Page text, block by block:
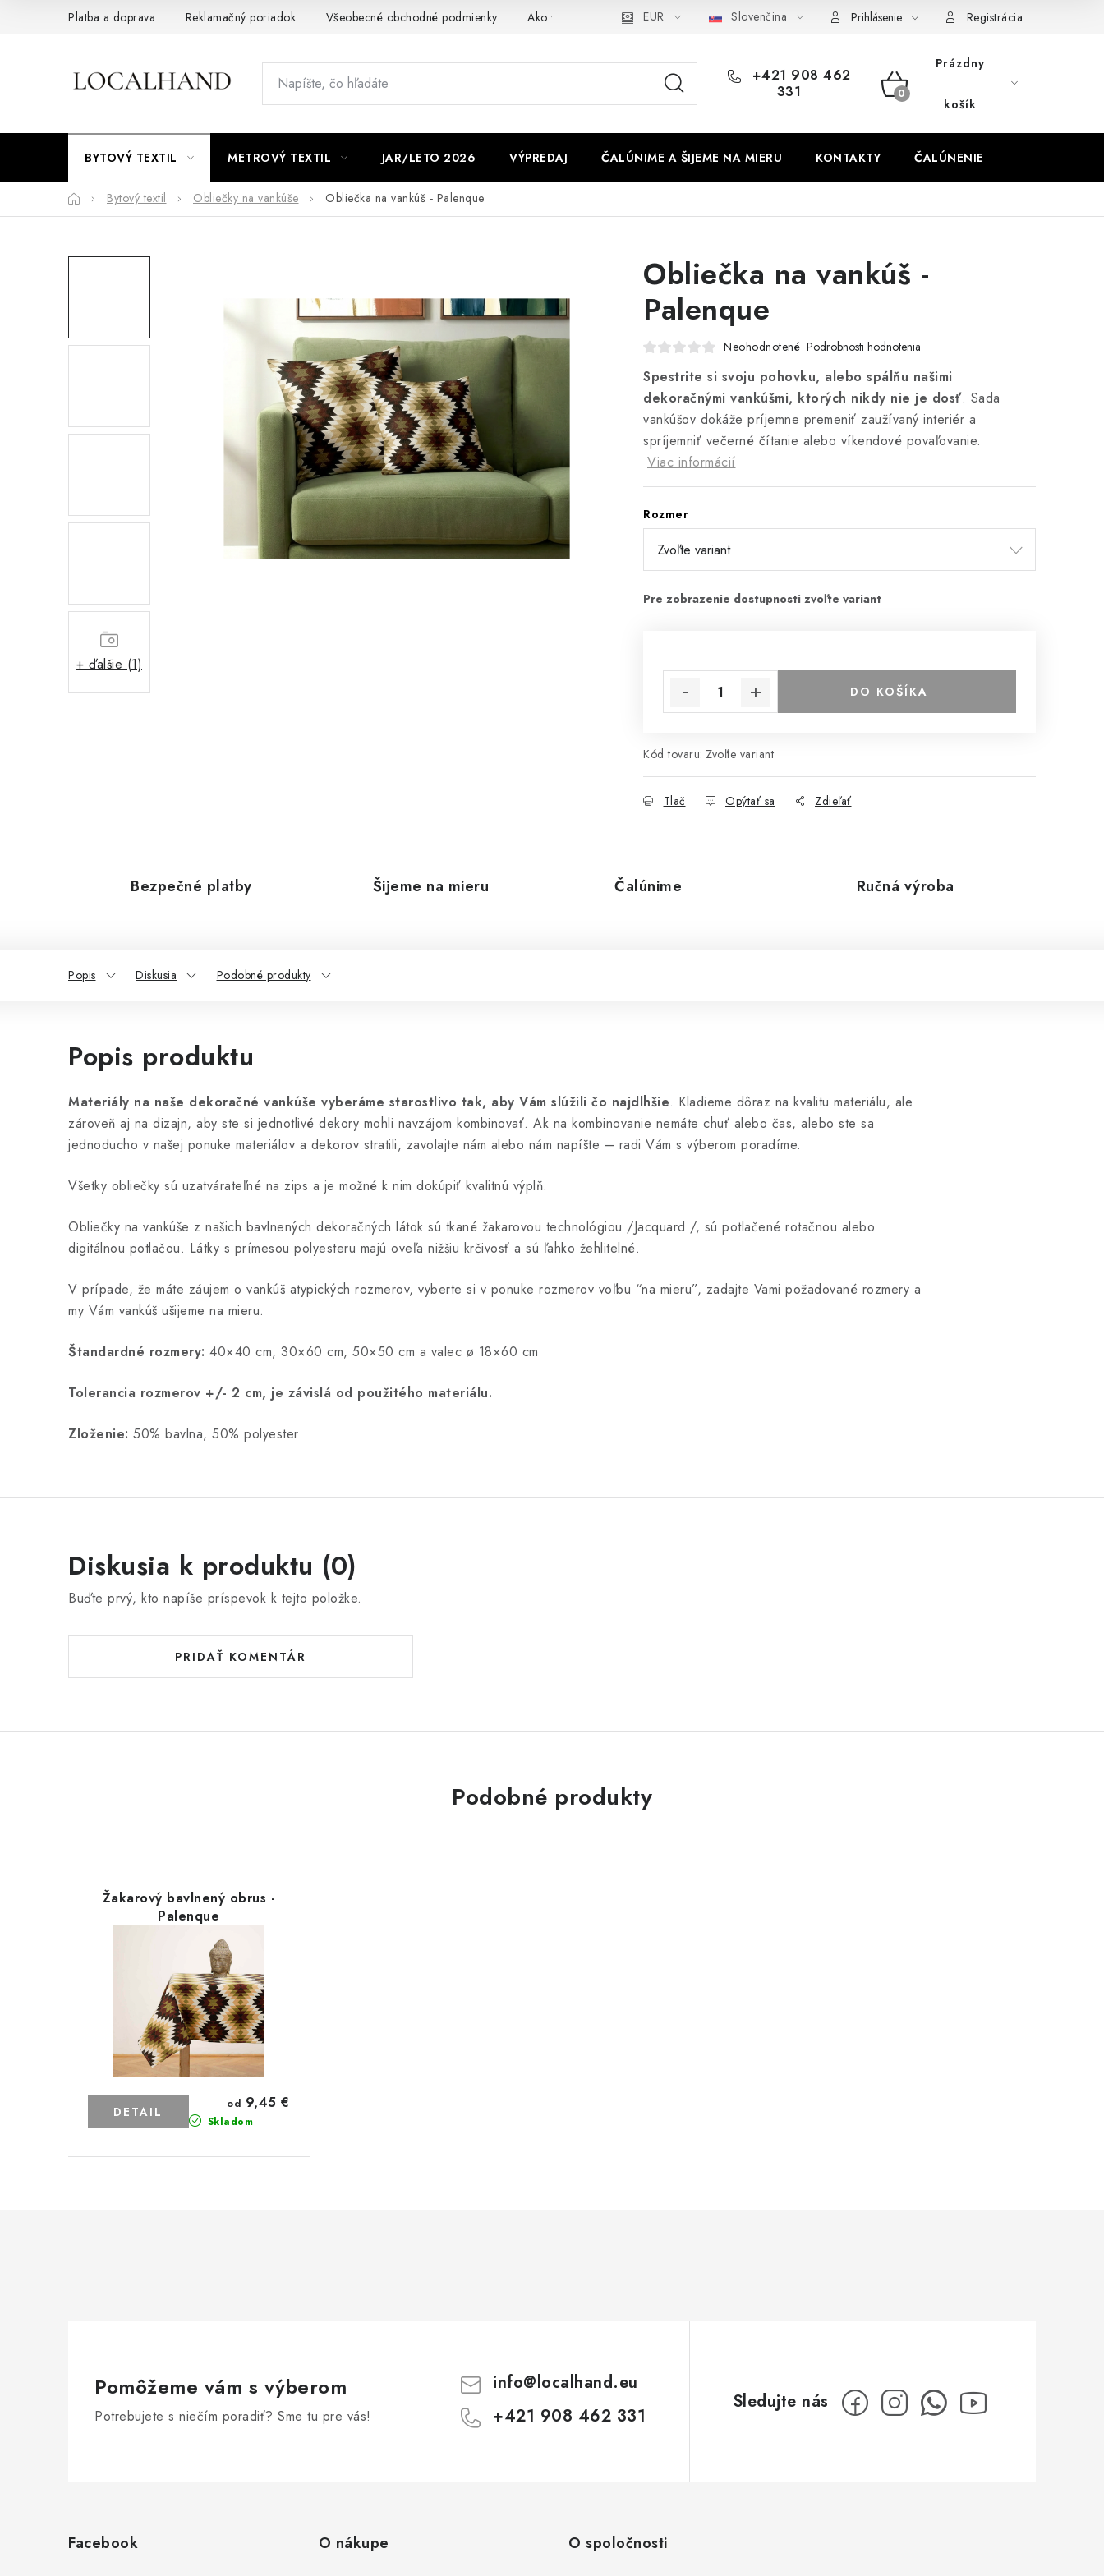
Platba a doprava Reklamačný poriadok Všeobecné obchodné podmienky Ako využíváme cookies Ochrana osobných údajov Odstúpenie od zmluvy
EUR Slovenčina Prihlásenie Registrácia
+421 908 462
331
NÁKUPNÝ
Prázdny
košík
BYTOVÝ TEXTIL METROVÝ TEXTIL JAR/LETO 2026 VÝPREDAJ ČALÚNIME A ŠIJEME NA MIERU KONTAKTY ČALÚNENIE
DomovBytový textil Obliečky na vankúše Obliečka na vankúš - Palenque
+ ďalšie (1)
Obliečka na vankúš -
Palenque
Neohodnotené Podrobnosti hodnotenia
Spestrite si svoju pohovku, alebo spálňu našimi
dekoračnými vankúšmi, ktorých nikdy nie je dosť. Sada
vankúšov dokáže príjemne premeniť zaužívaný interiér a
spríjemniť večerné čítanie alebo víkendové povaľovanie.
Viac informácií
Rozmer
DO KOŠÍKA
Kód tovaru: Zvoľte variant
Tlač Opýtať sa Zdieľať
Bezpečné platby Šijeme na mieru Čalúnime Ručná výroba
Popis Diskusia Podobné produkty
Popis produktu
Materiály na naše dekoračné vankúše vyberáme starostlivo tak, aby Vám slúžili čo najdlhšie. Kladieme dôraz na kvalitu materiálu, ale
zároveň aj na dizajn, aby ste si jednotlivé dekory mohli navzájom kombinovať. Ak na kombinovanie nemáte chuť alebo čas, alebo ste sa
jednoducho v našej ponuke materiálov a dekorov stratili, zavolajte nám alebo nám napíšte – radi Vám s výberom poradíme.
Všetky obliečky sú uzatvárateľné na zips a je možné k nim dokúpiť kvalitnú výplň.
Obliečky na vankúše z našich bavlnených dekoračných látok sú tkané žakarovou technológiou /Jacquard /, sú potlačené rotačnou alebo
digitálnou potlačou. Látky s prímesou polyesteru majú oveľa nižšiu krčivosť a sú ľahko žehlitelné.
V prípade, že máte záujem o vankúš atypických rozmerov, vyberte si v ponuke rozmerov voľbu “na mieru”, zadajte Vami požadované rozmery a
my Vám vankúš ušijeme na mieru.
Štandardné rozmery: 40×40 cm, 30×60 cm, 50×50 cm a valec ø 18×60 cm
Tolerancia rozmerov +/- 2 cm, je závislá od použitého materiálu.
Zloženie: 50% bavlna, 50% polyester
Diskusia k produktu (0)
Buďte prvý, kto napíše príspevok k tejto položke.
PRIDAŤ KOMENTÁR
Podobné produkty
Žakarový bavlnený obrus -
Palenque
Skladom
od 9,45 €
DETAIL
Pomôžeme vám s výberom
Potrebujete s niečím poradiť? Sme tu pre vás!
info@localhand.eu
+421 908 462 331
Facebook O nákupe O spoločnosti